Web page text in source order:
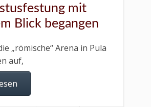
mit
Blick begangen
„römische“ Arena in Pula
auf,